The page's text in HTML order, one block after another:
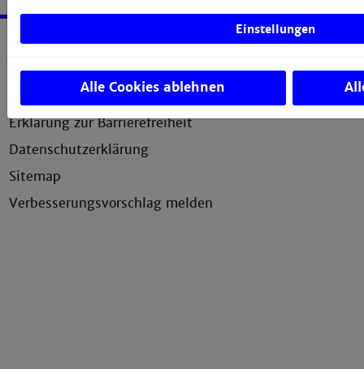
Erklärung zur Barrierefreiheit
Datenschutzerklärung
Sitemap
Verbesserungsvorschlag melden
Einstellungen
Alle Cookies ablehnen